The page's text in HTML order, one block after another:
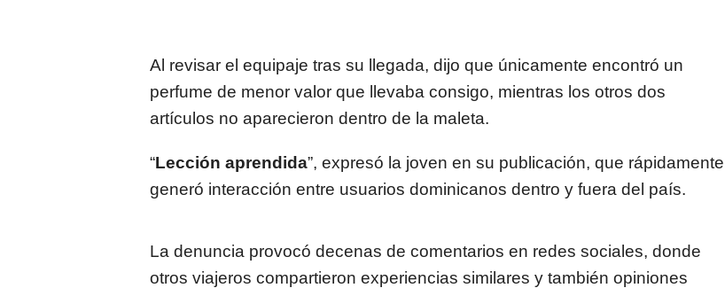
Al revisar el equipaje tras su llegada, dijo que únicamente encontró un
perfume de menor valor que llevaba consigo, mientras los otros dos
artículos no aparecieron dentro de la maleta.
“Lección aprendida”, expresó la joven en su publicación, que rápidamente
generó interacción entre usuarios dominicanos dentro y fuera del país.
La denuncia provocó decenas de comentarios en redes sociales, donde
otros viajeros compartieron experiencias similares y también opiniones